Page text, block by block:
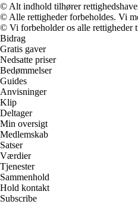
© Alt indhold tilhører
© Alle rettigheder forbeholdes. Vi
© Vi forbeholder os alle rettigheder
Bidrag
Gratis gaver
Nedsatte priser
Bedømmelser
Guides
Anvisninger
Klip
Deltager
Min oversigt
Medlemskab
Satser
Værdier
Tjenester
Sammenhold
Hold kontakt
Subscribe